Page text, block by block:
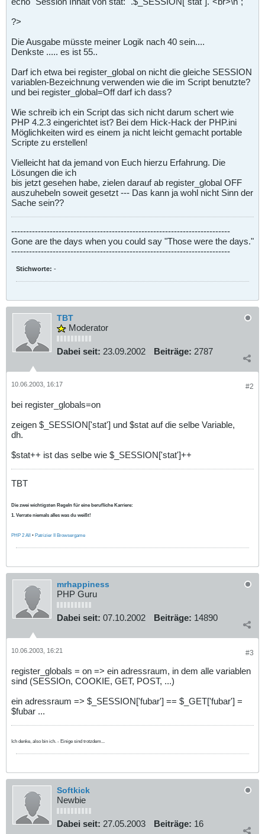
?>
Die Ausgabe müsste meiner Logik nach 40 sein....
Denkste ..... es ist 55..
Darf ich etwa bei register_global on nicht die gleiche SESSION
variablen-Bezeichnung verwenden wie die im Script benutzte?
und bei register_global=Off darf ich dass?
Wie schreib ich ein Script das sich nicht darum schert wie
PHP 4.2.3 eingerichtet ist? Bei dem Hick-Hack der PHP.ini
Möglichkeiten wird es einem ja nicht leicht gemacht portable
Scripte zu erstellen!
Vielleicht hat da jemand von Euch hierzu Erfahrung. Die
Lösungen die ich
bis jetzt gesehen habe, zielen darauf ab register_global OFF
auszuhebeln soweit gesetzt --- Das kann ja wohl nicht Sinn der
Sache sein??
--------------------------------------------------------------------------
Gone are the days when you could say "Those were the days."
--------------------------------------------------------------------------
Stichworte: -
TBT
Moderator
Dabei seit: 23.09.2002 Beiträge: 2787
#2
10.06.2003, 16:17
bei register_globals=on
zeigen $_SESSION['stat'] und $stat auf die selbe Variable,
dh.
$stat++ ist das selbe wie $_SESSION['stat']++
TBT
Die zwei wichtigsten Regeln für eine berufliche Karriere:
1. Verrate niemals alles was du weißt!
PHP 2 All • Patrizier II Browsergame
mrhappiness
PHP Guru
Dabei seit: 07.10.2002 Beiträge: 14890
#3
10.06.2003, 16:21
register_globals = on => ein adressraum, in dem alle variablen
sind (SESSIOn, COOKIE, GET, POST, ...)
ein adressraum => $_SESSION['fubar'] == $_GET['fubar'] =
$fubar ...
Ich denke, also bin ich. - Einige sind trotzdem...
Softkick
Newbie
Dabei seit: 27.05.2003 Beiträge: 16